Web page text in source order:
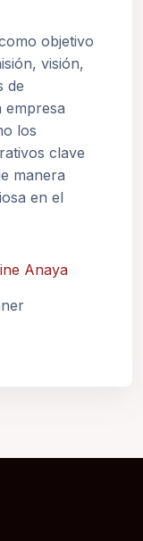
objetivo
visión,
de
empresa
los
clave
manera
en el
Anaya